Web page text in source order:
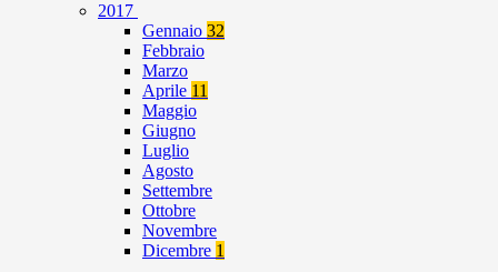
2017
Gennaio 32
Febbraio
Marzo
Aprile 11
Maggio
Giugno
Luglio
Agosto
Settembre
Ottobre
Novembre
Dicembre 1